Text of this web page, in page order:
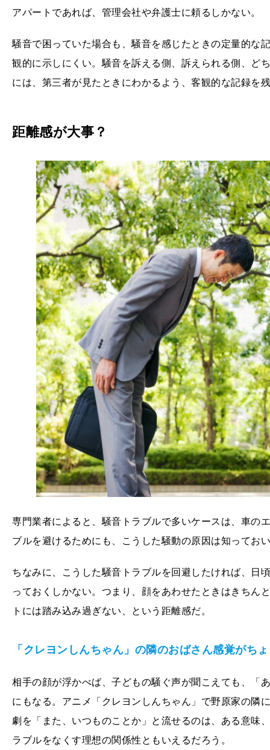
アパートであれば、管理会社や弁護士に頼るしかない。
騒音で困っていた場合も、騒音を感じたときの定量的な
観的に示しにくい。騒音を訴える側、訴えられる側、ど
には、第三者が見たときにわかるよう、客観的な記録を
距離感が大事？
専門業者によると、騒音トラブルで多いケースは、車の
ブルを避けるためにも、こうした騒動の原因は知ってお
ちなみに、こうした騒音トラブルを回避したければ、日
っておくしかない。つまり、顔をあわせたときはきちん
トには踏み込み過ぎない、という距離感だ。
「クレヨンしんちゃん」の隣のおばさん感覚がち
相手の顔が浮かべば、子どもの騒ぐ声が聞こえても、「
にもなる。アニメ「クレヨンしんちゃん」で野原家の隣
劇を「また、いつものことか」と流せるのは、ある意味
ラブルをなくす理想の関係性ともいえるだろう。